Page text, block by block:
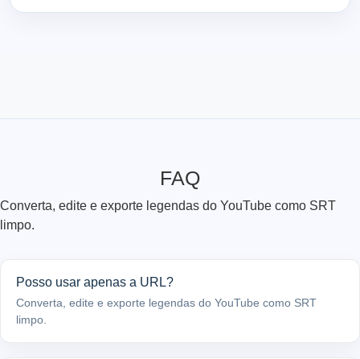
FAQ
Converta, edite e exporte legendas do YouTube como SRT
limpo.
Posso usar apenas a URL?
Converta, edite e exporte legendas do YouTube como SRT
limpo.